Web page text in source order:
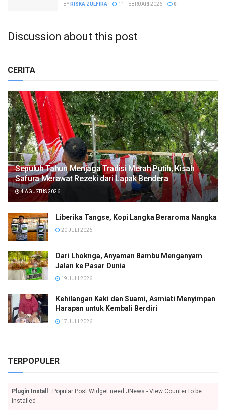
BY RISKA ZULFIRA 11 FEBRUARI 2026 0
Discussion about this post
CERITA
Sepuluh Tahun Menjaga Tradisi Merah Putih, Kisah
Safura Merawat Rezeki dari Lapak Bendera
4 AGUSTUS 2026
Liberika Tangse, Kopi Langka Beraroma Nangka
20 JULI 2026
Dari Lhoknga, Anyaman Bambu Menganyam
Jalan ke Pasar Dunia
19 JULI 2026
Kehilangan Kaki dan Suami, Asmiati Menyimpan
Harapan untuk Kembali Berdiri
17 JULI 2026
TERPOPULER
Plugin Install
: Popular Post Widget need JNews - View Counter to be
installed